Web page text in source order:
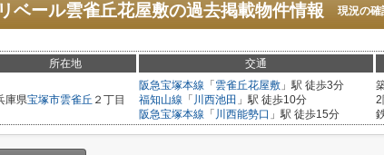
リベール雲雀丘花屋敷の過去掲載物件情報 現況の確
所在地 交通
庫県宝塚市雲雀丘 ２丁目
阪急宝塚本線 「 雲雀丘花屋敷 」駅 徒歩3分
福知山線 「 川西池田 」駅 徒歩10分
阪急宝塚本線 「 川西能勢口 」駅 徒歩15分
2